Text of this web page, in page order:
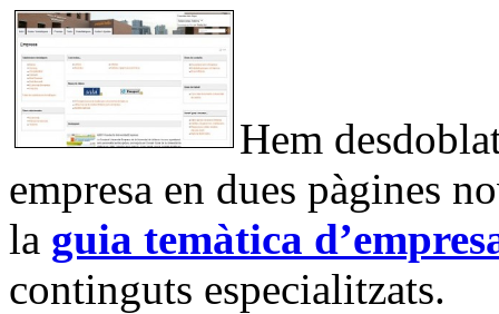
Hem
empresa en dues pàgines
la guia temàtica
continguts especialitzats.